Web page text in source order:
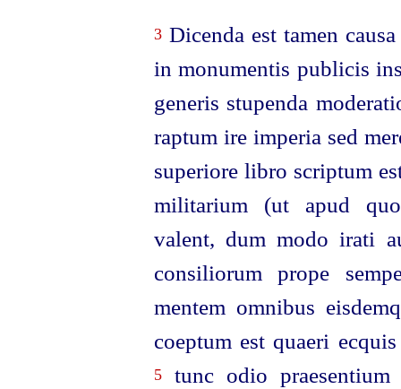
3Dicenda est tamen
in monumentis publicis
generis stupenda
raptum ire imperia sed
superiore libro scriptum
militarium (ut apud
valent, dum modo irati
consiliorum prope
mentem omnibus
coeptum est quaeri
5tunc odio praesentium